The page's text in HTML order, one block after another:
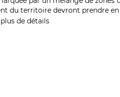
du territoire devront prendre
de détails